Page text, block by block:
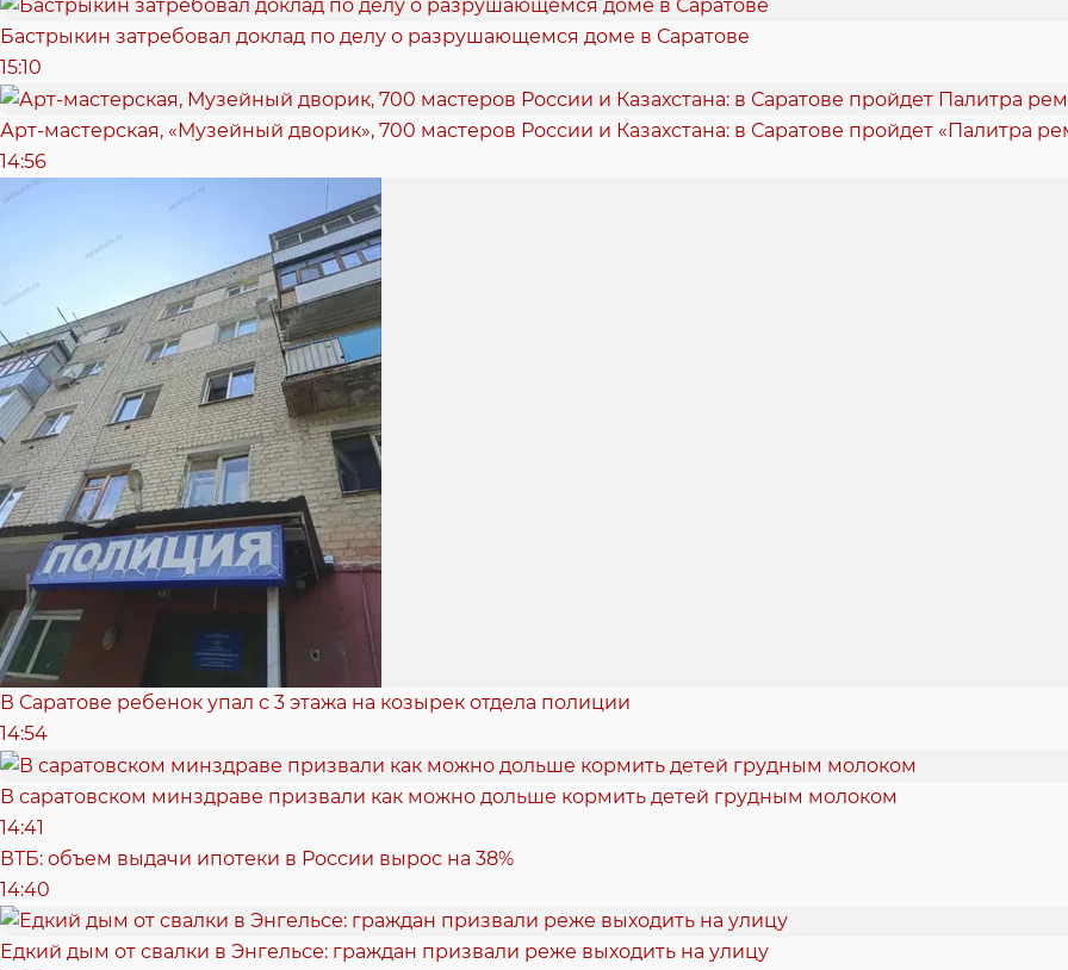
Бастрыкин затребовал доклад по делу о разрушающемся доме в Саратове
15:10
Арт-мастерская, «Музейный дворик», 700 мастеров России и Казахстана: в Саратове пройдет «Палитра
14:56
В Саратове ребенок упал с 3 этажа на козырек отдела полиции
14:54
В саратовском минздраве призвали как можно дольше кормить детей грудным молоком
14:41
ВТБ: объем выдачи ипотеки в России вырос на 38%
14:40
Едкий дым от свалки в Энгельсе: граждан призвали реже выходить на улицу